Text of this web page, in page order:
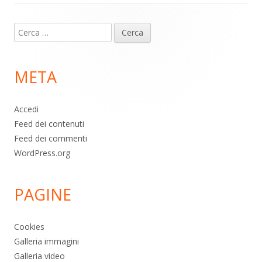
piè
pagina
Ricerca
per:
META
Accedi
Feed dei contenuti
Feed dei commenti
WordPress.org
PAGINE
Cookies
Galleria immagini
Galleria video